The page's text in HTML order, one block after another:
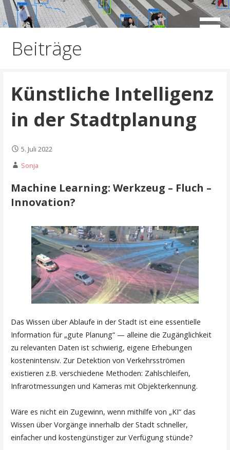
Zum
Inhalt
Beiträge
Künstliche Intelligenz
in der Stadtplanung
5. Juli 2022
Sonja
Machine Learning: Werkzeug – Fluch –
Innovation?
Das Wissen über Ablaufe in der Stadt ist eine essentielle
Information für „gute Planung“ — alleine die Zugänglichkeit
zu relevanten Daten ist schwierig, eigene Erhebungen
kostenintensiv. Zur Detektion von Verkehrsströmen
existieren z.B. verschiedene Methoden: Zahlschleifen,
Infrarotmessungen und Kameras mit Objekterkennung.
Wäre es nicht ein Zugewinn, wenn mithilfe von „KI“ das
Wissen über Vorgänge innerhalb der Stadt schneller,
einfacher und kostengünstiger zur Verfügung stünde?